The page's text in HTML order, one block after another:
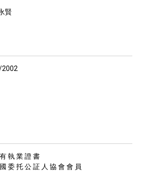
賢
執 業 證 書
委 托 公 証 人 協 會 會 員